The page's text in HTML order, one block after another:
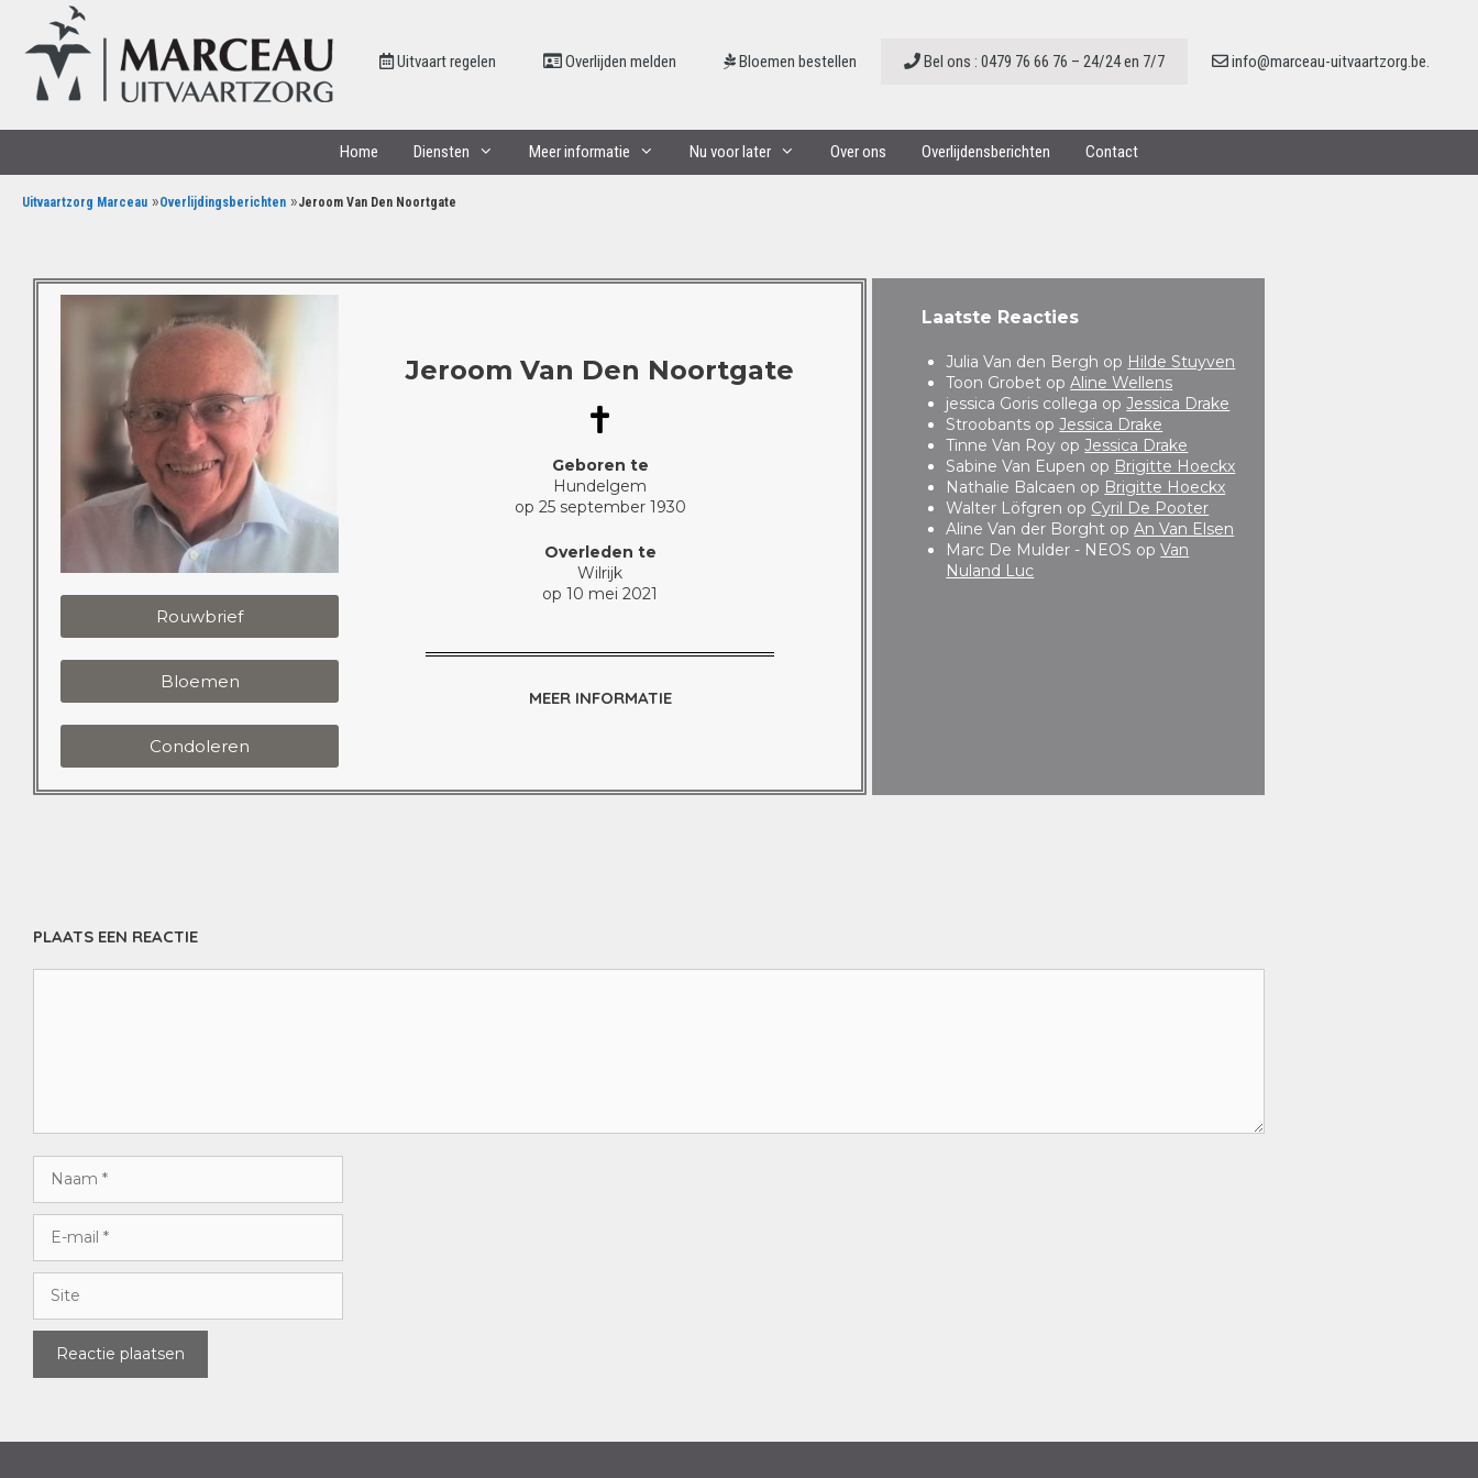
Uitvaart regelen Overlijden melden Bloemen bestellen Bel ons : 0479 76 66 76 – 24/24 en 7/7 info@marceau-uitvaartzorg.be.
Home Diensten Meer informatie Nu voor later Over ons Overlijdensberichten Contact
Uitvaartzorg Marceau »Overlijdingsberichten »Jeroom Van Den Noortgate
Rouwbrief
Bloemen
Condoleren
Jeroom Van Den Noortgate
Geboren te
Hundelgem
op 25 september 1930
Overleden te
Wilrijk
op 10 mei 2021
MEER INFORMATIE
Laatste Reacties
Julia Van den Bergh op Hilde Stuyven
Toon Grobet opAline Wellens
jessica Goris collega opJessica Drake
Stroobants opJessica Drake
Tinne Van Roy opJessica Drake
Sabine Van Eupen op Brigitte Hoeckx
Nathalie Balcaen op Brigitte Hoeckx
Walter Löfgren op Cyril De Pooter
Aline Van der Borght opAn Van Elsen
Marc De Mulder - NEOS opVan
Nuland Luc
PLAATS EEN REACTIE